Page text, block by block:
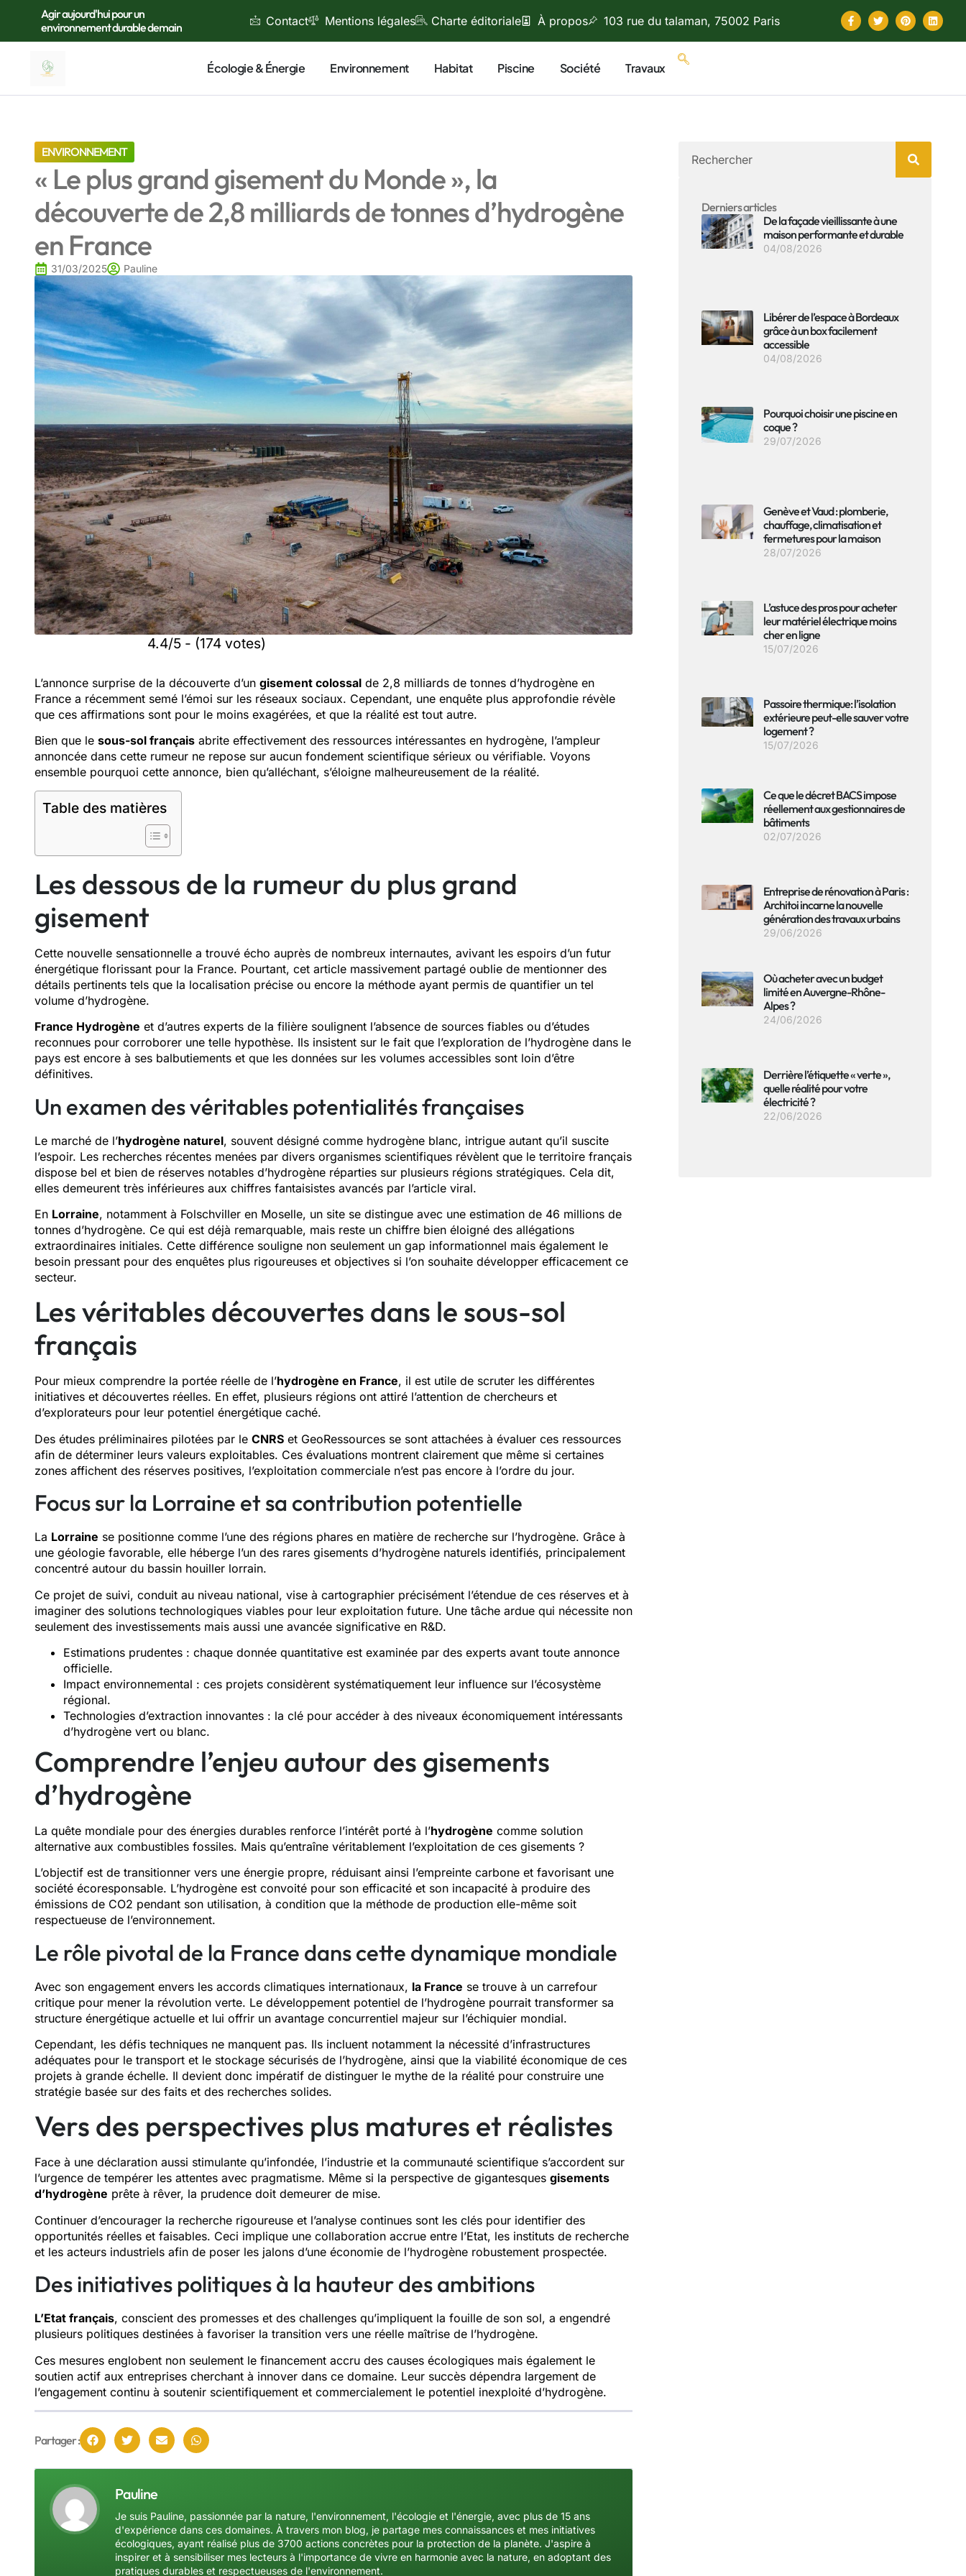
Agir aujourd'hui pour un
environnement durable demain
Contact Mentions légales Charte éditoriale À propos 103 rue du talaman, 75002 Paris
Écologie & Énergie Environnement Habitat Piscine Société Travaux
ENVIRONNEMENT
« Le plus grand gisement du Monde », la
découverte de 2,8 milliards de tonnes d’hydrogène
en France
31/03/2025 Pauline
4.4/5 - (174 votes)
L’annonce surprise de la découverte d’un gisement colossal de 2,8 milliards de tonnes d’hydrogène en
France a récemment semé l’émoi sur les réseaux sociaux. Cependant, une enquête plus approfondie révèle
que ces affirmations sont pour le moins exagérées, et que la réalité est tout autre.
Bien que le sous-sol français abrite effectivement des ressources intéressantes en hydrogène, l’ampleur
annoncée dans cette rumeur ne repose sur aucun fondement scientifique sérieux ou vérifiable. Voyons
ensemble pourquoi cette annonce, bien qu’alléchant, s’éloigne malheureusement de la réalité.
Table des matières
Les dessous de la rumeur du plus grand
gisement
Cette nouvelle sensationnelle a trouvé écho auprès de nombreux internautes, avivant les espoirs d’un futur
énergétique florissant pour la France. Pourtant, cet article massivement partagé oublie de mentionner des
détails pertinents tels que la localisation précise ou encore la méthode ayant permis de quantifier un tel
volume d’hydrogène.
France Hydrogène et d’autres experts de la filière soulignent l’absence de sources fiables ou d’études
reconnues pour corroborer une telle hypothèse. Ils insistent sur le fait que l’exploration de l’hydrogène dans le
pays est encore à ses balbutiements et que les données sur les volumes accessibles sont loin d’être
définitives.
Un examen des véritables potentialités françaises
Le marché de l’hydrogène naturel, souvent désigné comme hydrogène blanc, intrigue autant qu’il suscite
l’espoir. Les recherches récentes menées par divers organismes scientifiques révèlent que le territoire français
dispose bel et bien de réserves notables d’hydrogène réparties sur plusieurs régions stratégiques. Cela dit,
elles demeurent très inférieures aux chiffres fantaisistes avancés par l’article viral.
En Lorraine, notamment à Folschviller en Moselle, un site se distingue avec une estimation de 46 millions de
tonnes d’hydrogène. Ce qui est déjà remarquable, mais reste un chiffre bien éloigné des allégations
extraordinaires initiales. Cette différence souligne non seulement un gap informationnel mais également le
besoin pressant pour des enquêtes plus rigoureuses et objectives si l’on souhaite développer efficacement ce
secteur.
Les véritables découvertes dans le sous-sol
français
Pour mieux comprendre la portée réelle de l’hydrogène en France, il est utile de scruter les différentes
initiatives et découvertes réelles. En effet, plusieurs régions ont attiré l’attention de chercheurs et
d’explorateurs pour leur potentiel énergétique caché.
Des études préliminaires pilotées par le CNRS et GeoRessources se sont attachées à évaluer ces ressources
afin de déterminer leurs valeurs exploitables. Ces évaluations montrent clairement que même si certaines
zones affichent des réserves positives, l’exploitation commerciale n’est pas encore à l’ordre du jour.
Focus sur la Lorraine et sa contribution potentielle
La Lorraine se positionne comme l’une des régions phares en matière de recherche sur l’hydrogène. Grâce à
une géologie favorable, elle héberge l’un des rares gisements d’hydrogène naturels identifiés, principalement
concentré autour du bassin houiller lorrain.
Ce projet de suivi, conduit au niveau national, vise à cartographier précisément l’étendue de ces réserves et à
imaginer des solutions technologiques viables pour leur exploitation future. Une tâche ardue qui nécessite non
seulement des investissements mais aussi une avancée significative en R&D.
Estimations prudentes : chaque donnée quantitative est examinée par des experts avant toute annonce
officielle.
Impact environnemental : ces projets considèrent systématiquement leur influence sur l’écosystème
régional.
Technologies d’extraction innovantes : la clé pour accéder à des niveaux économiquement intéressants
d’hydrogène vert ou blanc.
Comprendre l’enjeu autour des gisements
d’hydrogène
La quête mondiale pour des énergies durables renforce l’intérêt porté à l’hydrogène comme solution
alternative aux combustibles fossiles. Mais qu’entraîne véritablement l’exploitation de ces gisements ?
L’objectif est de transitionner vers une énergie propre, réduisant ainsi l’empreinte carbone et favorisant une
société écoresponsable. L’hydrogène est convoité pour son efficacité et son incapacité à produire des
émissions de CO2 pendant son utilisation, à condition que la méthode de production elle-même soit
respectueuse de l’environnement.
Le rôle pivotal de la France dans cette dynamique mondiale
Avec son engagement envers les accords climatiques internationaux, la France se trouve à un carrefour
critique pour mener la révolution verte. Le développement potentiel de l’hydrogène pourrait transformer sa
structure énergétique actuelle et lui offrir un avantage concurrentiel majeur sur l’échiquier mondial.
Cependant, les défis techniques ne manquent pas. Ils incluent notamment la nécessité d’infrastructures
adéquates pour le transport et le stockage sécurisés de l’hydrogène, ainsi que la viabilité économique de ces
projets à grande échelle. Il devient donc impératif de distinguer le mythe de la réalité pour construire une
stratégie basée sur des faits et des recherches solides.
Vers des perspectives plus matures et réalistes
Face à une déclaration aussi stimulante qu’infondée, l’industrie et la communauté scientifique s’accordent sur
l’urgence de tempérer les attentes avec pragmatisme. Même si la perspective de gigantesques gisements
d’hydrogène prête à rêver, la prudence doit demeurer de mise.
Continuer d’encourager la recherche rigoureuse et l’analyse continues sont les clés pour identifier des
opportunités réelles et faisables. Ceci implique une collaboration accrue entre l’Etat, les instituts de recherche
et les acteurs industriels afin de poser les jalons d’une économie de l’hydrogène robustement prospectée.
Des initiatives politiques à la hauteur des ambitions
L’Etat français, conscient des promesses et des challenges qu’impliquent la fouille de son sol, a engendré
plusieurs politiques destinées à favoriser la transition vers une réelle maîtrise de l’hydrogène.
Ces mesures englobent non seulement le financement accru des causes écologiques mais également le
soutien actif aux entreprises cherchant à innover dans ce domaine. Leur succès dépendra largement de
l’engagement continu à soutenir scientifiquement et commercialement le potentiel inexploité d’hydrogène.
Partager :
Pauline
Je suis Pauline, passionnée par la nature, l'environnement, l'écologie et l'énergie, avec plus de 15 ans
d'expérience dans ces domaines. À travers mon blog, je partage mes connaissances et mes initiatives
écologiques, ayant réalisé plus de 3700 actions concrètes pour la protection de la planète. J'aspire à
inspirer et à sensibiliser mes lecteurs à l'importance de vivre en harmonie avec la nature, en adoptant des
pratiques durables et respectueuses de l'environnement.
Derniers articles
De la façade vieillissante à une
maison performante et durable
04/08/2026
Libérer de l’espace à Bordeaux
grâce à un box facilement
accessible
04/08/2026
Pourquoi choisir une piscine en
coque ?
29/07/2026
Genève et Vaud : plomberie,
chauffage, climatisation et
fermetures pour la maison
28/07/2026
L’astuce des pros pour acheter
leur matériel électrique moins
cher en ligne
15/07/2026
Passoire thermique: l’isolation
extérieure peut-elle sauver votre
logement ?
15/07/2026
Ce que le décret BACS impose
réellement aux gestionnaires de
bâtiments
02/07/2026
Entreprise de rénovation à Paris :
Architoi incarne la nouvelle
génération des travaux urbains
29/06/2026
Où acheter avec un budget
limité en Auvergne-Rhône-
Alpes ?
24/06/2026
Derrière l’étiquette « verte »,
quelle réalité pour votre
électricité ?
22/06/2026